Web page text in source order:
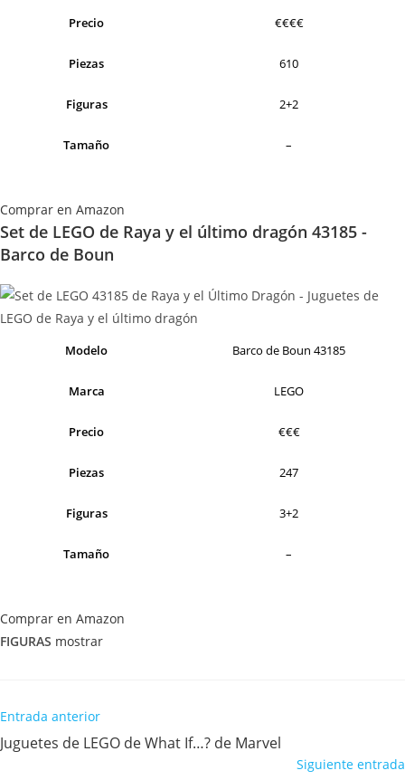
Precio €€€€
Piezas 610
Figuras 2+2
Tamaño –
Comprar en Amazon
Set de LEGO de Raya y el último dragón 43185 -
Barco de Boun
Modelo Barco de Boun 43185
Marca LEGO
Precio €€€
Piezas 247
Figuras 3+2
Tamaño –
Comprar en Amazon
FIGURAS mostrar
Leer
artículos
Entrada anterior
Juguetes de LEGO de What If…? de Marvel
Siguiente entrada